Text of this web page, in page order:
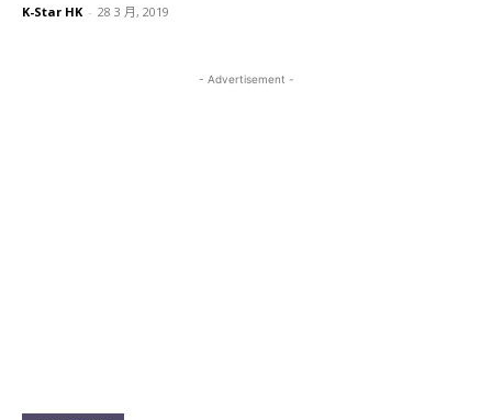
K-Star HK - 28 3 月, 2019
- Advertisement -